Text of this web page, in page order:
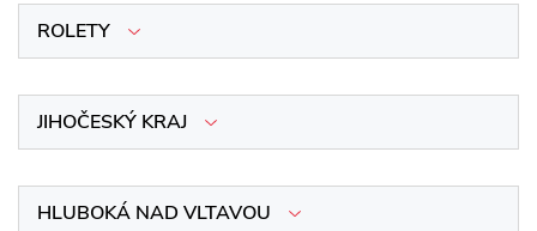
ROLETY
JIHOČESKÝ KRAJ
HLUBOKÁ NAD VLTAVOU